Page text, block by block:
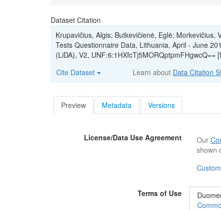
Dataset Citation
Krupavičius, Algis; Butkevičienė, Eglė;
Tests Questionnaire Data, Lithuania, April - June
(LiDA), V2, UNF:6:1HXfcTj5MORQptpmFHgwcQ==
Cite Dataset
Learn about Data Citation
Preview Metadata Versions
License/Data Use Agreement Our
shown
Terms of Use